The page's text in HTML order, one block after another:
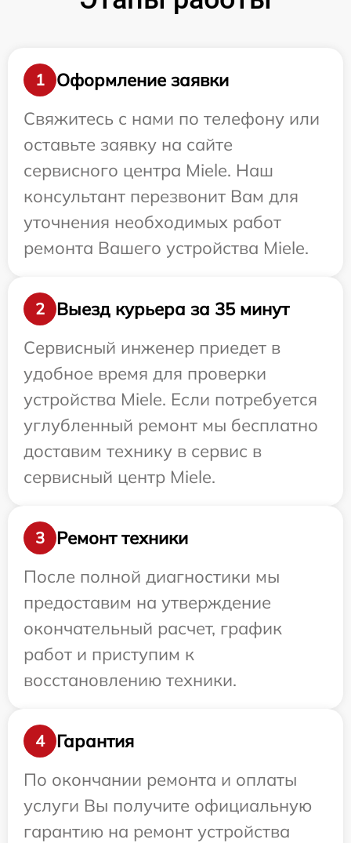
1
Оформление заявки
Свяжитесь с нами по телефону или
оставьте заявку на сайте
сервисного центра Miele. Наш
консультант перезвонит Вам для
уточнения необходимых работ
ремонта Вашего устройства Miele.
2
Выезд курьера за 35 минут
Сервисный инженер приедет в
удобное время для проверки
устройства Miele. Если потребуется
углубленный ремонт мы бесплатно
доставим технику в сервис в
сервисный центр Miele.
3
Ремонт техники
После полной диагностики мы
предоставим на утверждение
окончательный расчет, график
работ и приступим к
восстановлению техники.
4
Гарантия
По окончании ремонта и оплаты
услуги Вы получите официальную
гарантию на ремонт устройства